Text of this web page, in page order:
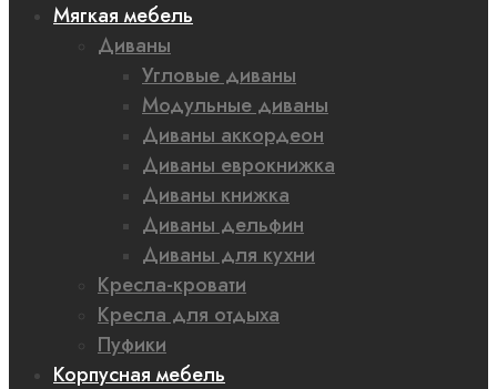
Мягкая мебель
Диваны
Угловые диваны
Модульные диваны
Диваны аккордеон
Диваны еврокнижка
Диваны книжка
Диваны дельфин
Диваны для кухни
Кресла-кровати
Кресла для отдыха
Пуфики
Корпусная мебель